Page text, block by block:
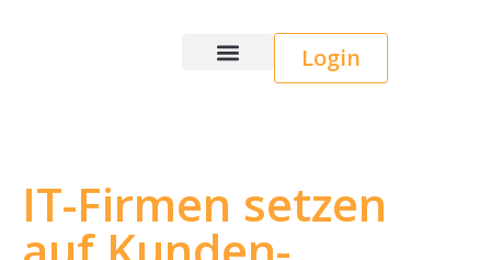
Login
IT-Firmen setzen